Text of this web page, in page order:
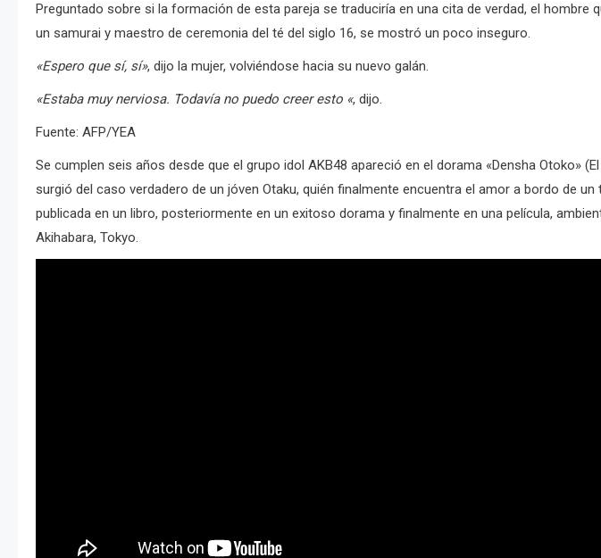
Preguntado sobre si la formación de esta pareja se traduciría en una cita de verdad, el hombre
un samurai y maestro de ceremonia del té del siglo 16, se mostró un poco inseguro.
«Espero que sí, sí», dijo la mujer, volviéndose hacia su nuevo galán.
«Estaba muy nerviosa. Todavía no puedo creer esto «, dijo.
Fuente: AFP/YEA
Se cumplen seis años desde que el grupo idol AKB48 apareció en el dorama «Densha Otoko»
surgió del caso verdadero de un jóven Otaku, quién finalmente encuentra el amor a bordo de
publicada en un libro, posteriormente en un exitoso dorama y finalmente en una película,
Akihabara, Tokyo.